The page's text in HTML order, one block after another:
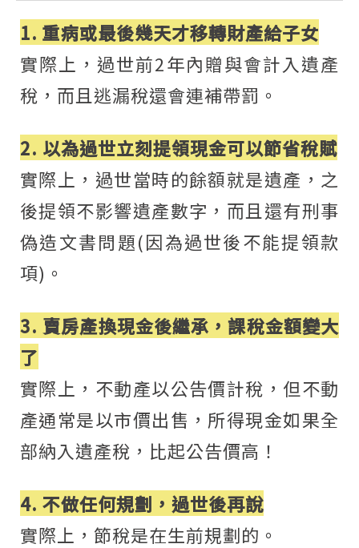
1. 重病或最後幾天才移轉財產給子女
實際上，過世前2年內贈與會計入遺產
稅，而且逃漏稅還會連補帶罰。
2. 以為過世立刻提領現金可以節省稅賦
實際上，過世當時的餘額就是遺產，之
後提領不影響遺產數字，而且還有刑事
偽造文書問題(因為過世後不能提領款
項)。
3. 賣房產換現金後繼承，課稅金額變大
了
實際上，不動產以公告價計稅，但不動
產通常是以市價出售，所得現金如果全
部納入遺產稅，比起公告價高！
4. 不做任何規劃，過世後再說
實際上，節稅是在生前規劃的。